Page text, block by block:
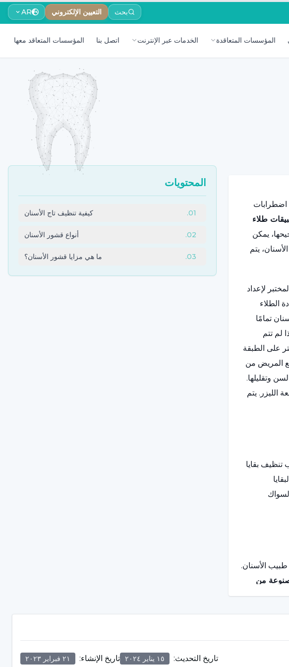
بحث التعيين الإلكتروني AR
المؤسسات المتعاقدة الخدمات عبر الإنترنت اتصل بنا المؤسسات المتعاقد معها
اضطرابات
طلاء
يمكن
من قِبل طبيب الأسنان، يتم
لإعداد
الطلاء
تمامًا
لم تتم
على الطبقة
المريض من
وتقليلها.
الليزر. يتم
بقايا
طبيب الأسنان.
من
البورسلين المعدني للبنية التحتية المعدنية &bsp;&bsp;&bsp;&bsp;&bsp;&bsp;&bsp;&bsp;/nbsp;/ يتم قياس
عن
المحتويات
01
. كيفية تنظيف تاج الأسنان
02
. أنواع قشور الأسنان
03
. ما هي مزايا قشور الأسنان؟
تاريخ التحديث: ١٥ يناير ٢٠٢٤ تاريخ الإنشاء: ٢١ فبراير ٢٠٢٣